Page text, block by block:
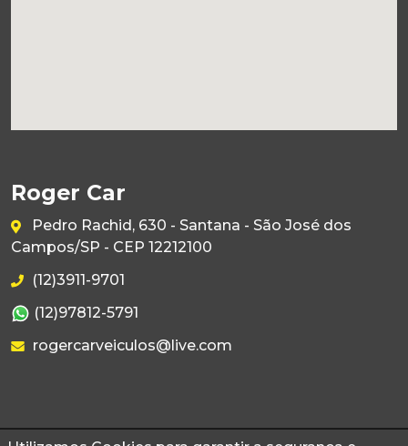
Roger Car
Pedro Rachid, 630 - Santana - São José dos
Campos/SP - CEP 12212100
(12)3911-9701
(12)97812-5791
rogercarveiculos@live.com